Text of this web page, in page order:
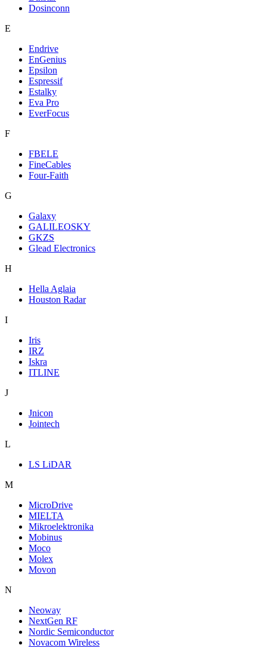
Dosinconn
E
Endrive
EnGenius
Epsilon
Espressif
Estalky
Eva Pro
EverFocus
F
FBELE
FineCables
Four-Faith
G
Galaxy
GALILEOSKY
GKZS
Glead Electronics
H
Hella Aglaia
Houston Radar
I
Iris
IRZ
Iskra
ITLINE
J
Jnicon
Jointech
L
LS LiDAR
M
MicroDrive
MIELTA
Mikroelektronika
Mobinus
Moco
Molex
Movon
N
Neoway
NextGen RF
Nordic Semiconductor
Novacom Wireless